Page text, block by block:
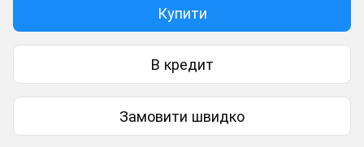
Купити
В кредит
Замовити швидко